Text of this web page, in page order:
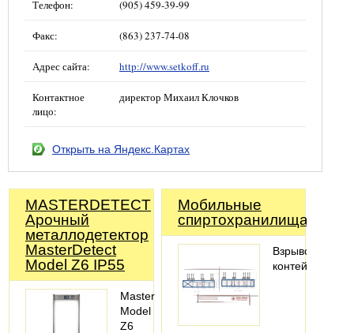
Телефон: (905) 459-39-99
Факс: (863) 237-74-08
Адрес сайта: http://www.setkoff.ru
Контактное
лицо:
директор Михаил Клочков
Открыть на Яндекс.Картах
MASTERDETECT
Арочный
металлодетектор
MasterDetect
Model Z6 IP55
MasterDetect
Model
Z6
Мобильные
спиртохранилища
контейнеры